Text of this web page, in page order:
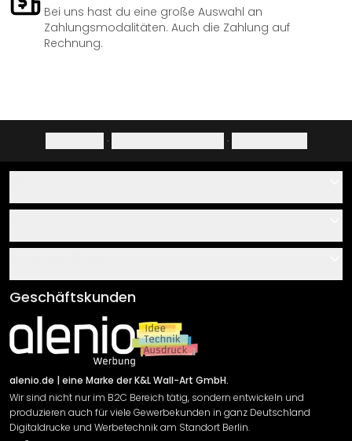
Bei uns hast du eine große Auswahl an
Zahlungsmodalitäten. Auch die Zahlung auf
Rechnung.
· ·
Über uns
Klebe- und Montageanleitungen
Newsletter An-/Abmeldung
Sendungsverfolgung
AGB
Impressum
Versand & Zahlung
Rücksendung
Widerrufsrecht
Datenschutzerklärung
Geschäftskunden
alenio.de | eine Marke der K&L Wall-Art GmbH.
Wir sind nicht nur im B2C Bereich tätig, sondern entwickeln und
produzieren auch für viele Gewerbekunden in ganz Deutschland
Digitaldrucke und Werbetechnik am Standort Berlin.